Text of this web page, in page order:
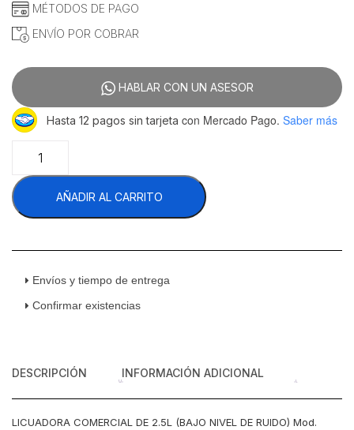
MÉTODOS DE PAGO
ENVÍO POR COBRAR
HABLAR CON UN ASESOR
Hasta 12 pagos sin tarjeta con Mercado Pago. Saber más
Licuadora
Comercial
Bajo
de
Con
v
cantidad
AÑADIR AL CARRITO
Envíos y tiempo de entrega
Confirmar existencias
DESCRIPCIÓN INFORMACIÓN ADICIONAL
LICUADORA COMERCIAL DE 2.5L (BAJO NIVEL DE RUIDO) Mod.